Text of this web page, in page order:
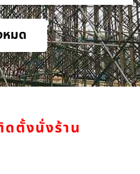
หมด
ตั้งนั่งร้าน